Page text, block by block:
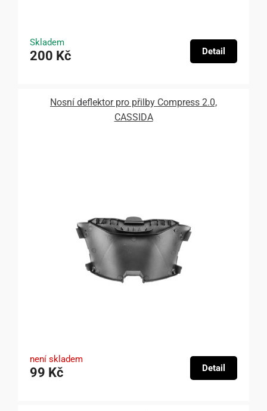
Skladem
200 Kč Detail
Nosní deflektor pro přilby Compress 2.0,
CASSIDA
není skladem
99 Kč Detail